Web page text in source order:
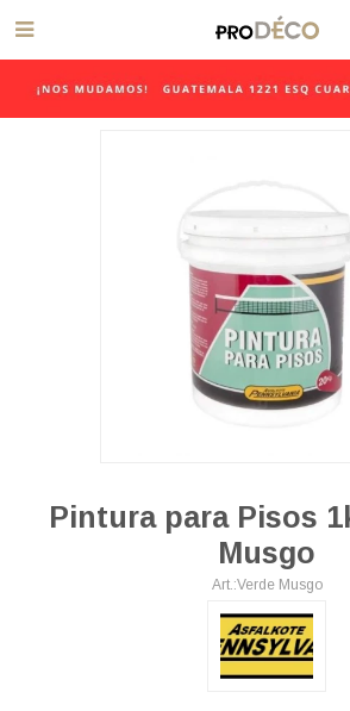

Pintura para Pisos
Musgo
Verde Musgo